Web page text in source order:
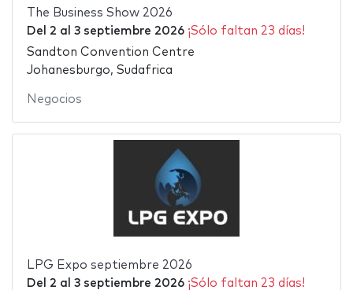
The Business Show 2026
Del 2 al 3 septiembre 2026 ¡Sólo faltan 23 días!
Sandton Convention Centre
Johanesburgo, Sudafrica
Negocios
LPG Expo septiembre 2026
Del 2 al 3 septiembre 2026 ¡Sólo faltan 23 días!